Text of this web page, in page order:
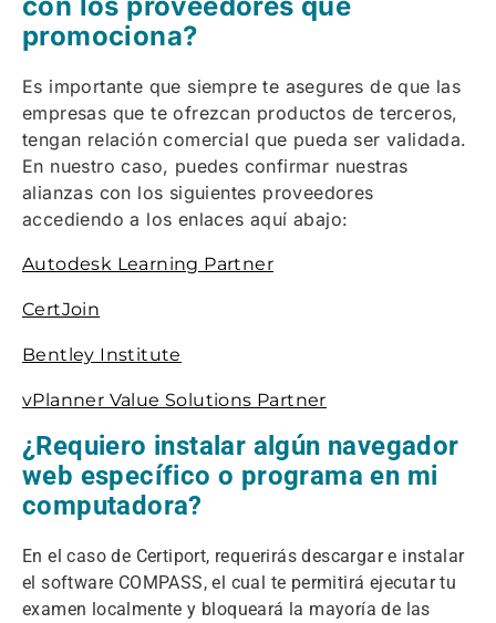
promociona?
Es importante que siempre te asegures de que las
empresas que te ofrezcan productos de terceros,
tengan relación comercial que pueda ser validada.
En nuestro caso, puedes confirmar nuestras
alianzas con los siguientes proveedores
accediendo a los enlaces aquí abajo:
Autodesk Learning Partner
CertJoin
Bentley Institute
vPlanner Value Solutions Partner
¿Requiero instalar algún navegador
web específico o programa en mi
computadora?
En el caso de Certiport, requerirás descargar e instalar
el software COMPASS, el cual te permitirá ejecutar tu
examen localmente y bloqueará la mayoría de las